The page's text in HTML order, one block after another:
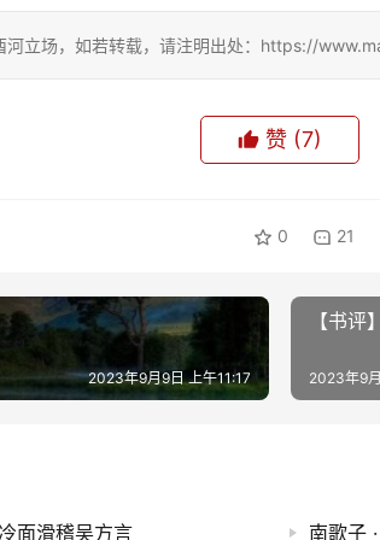
河立场，如若转载，请注明出处：https://
赞 (7)
0 21
2023年9月9日 上午11:17
【书
2023年9
面滑稽吴方言 南歌子